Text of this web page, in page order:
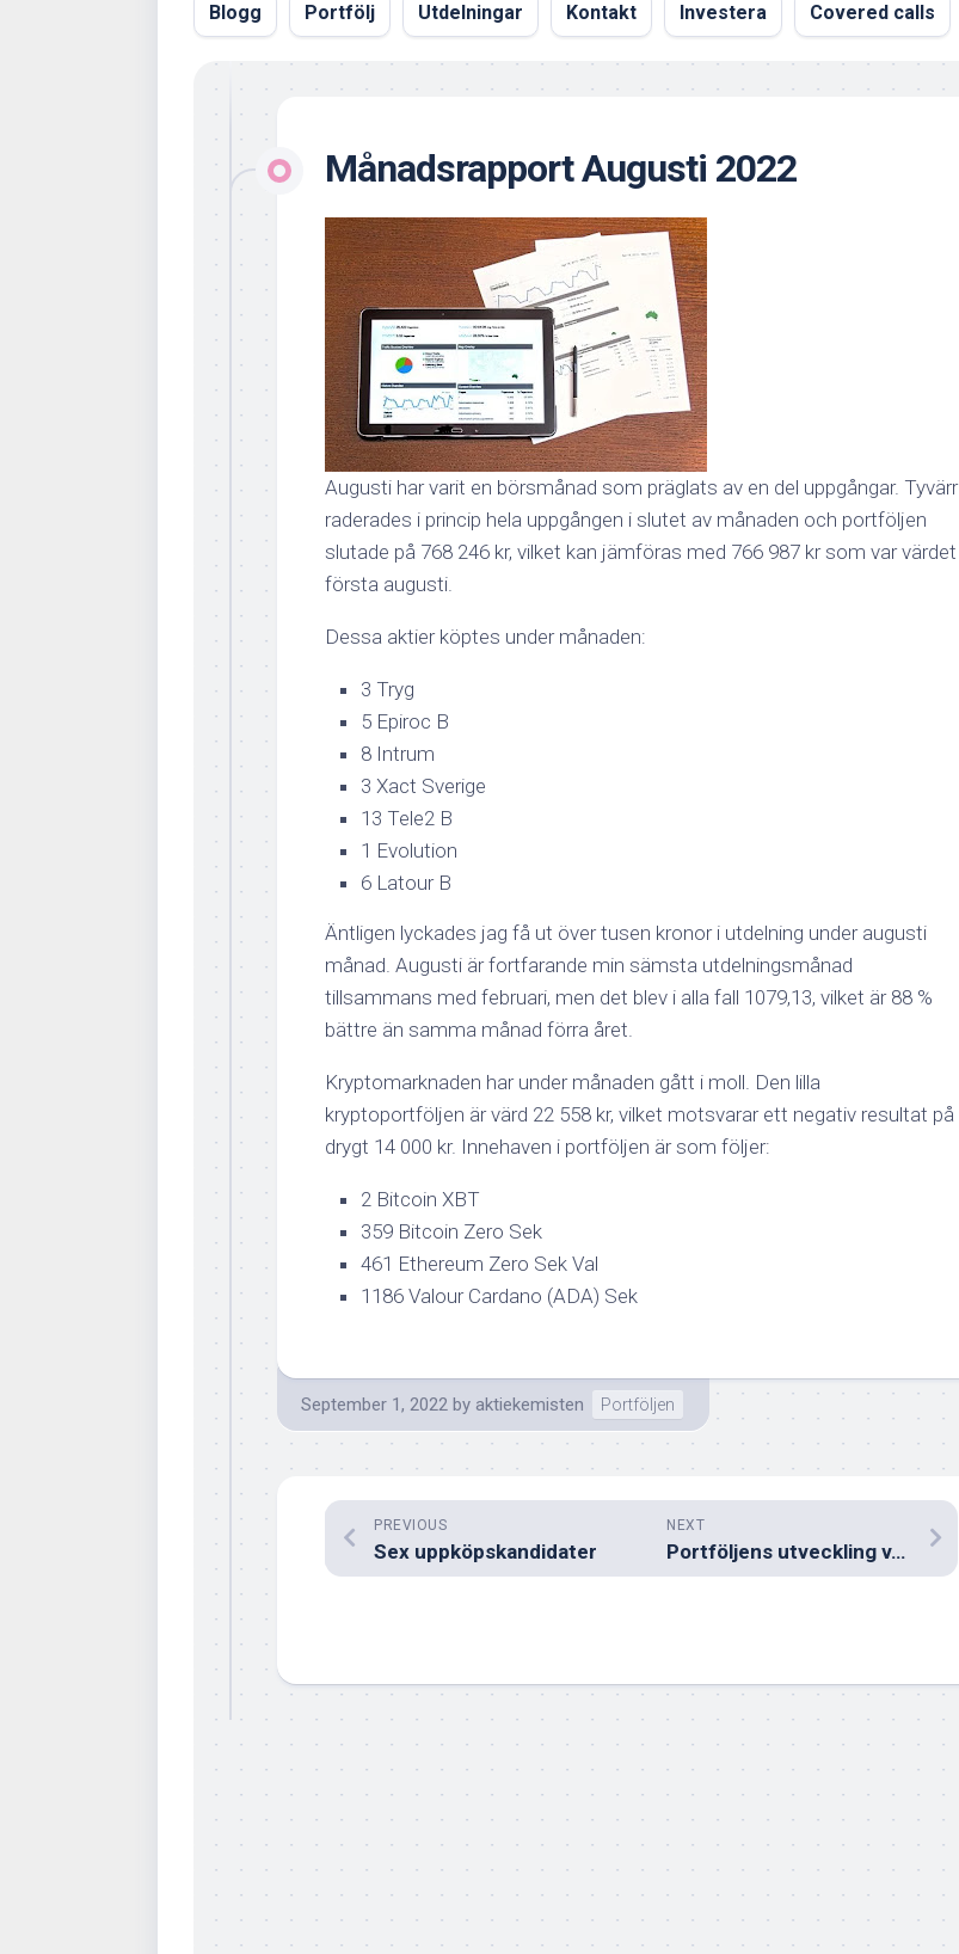
Blogg Portfölj Utdelningar Kontakt Investera Covered calls
Månadsrapport Augusti 2022
Augusti har varit en börsmånad som präglats av en del uppgångar. Tyvärr
raderades i princip hela uppgången i slutet av månaden och portföljen
slutade på 768 246 kr, vilket kan jämföras med 766 987 kr som var värdet
första augusti.
Dessa aktier köptes under månaden:
3 Tryg
5 Epiroc B
8 Intrum
3 Xact Sverige
13 Tele2 B
1 Evolution
6 Latour B
Äntligen lyckades jag få ut över tusen kronor i utdelning under augusti
månad. Augusti är fortfarande min sämsta utdelningsmånad
tillsammans med februari, men det blev i alla fall 1079,13, vilket är 88 %
bättre än samma månad förra året.
Kryptomarknaden har under månaden gått i moll. Den lilla
kryptoportföljen är värd 22 558 kr, vilket motsvarar ett negativ resultat på
drygt 14 000 kr. Innehaven i portföljen är som följer:
2 Bitcoin XBT
359 Bitcoin Zero Sek
461 Ethereum Zero Sek Val
1186 Valour Cardano (ADA) Sek
September 1, 2022 by aktiekemisten Portföljen
NEXT
Portföljens utveckling v.35 2022
PREVIOUS
Sex uppköpskandidater